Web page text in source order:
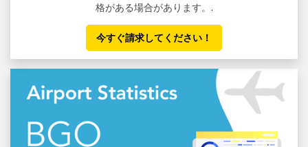
格がある場合があります。.
今すぐ請求してください！